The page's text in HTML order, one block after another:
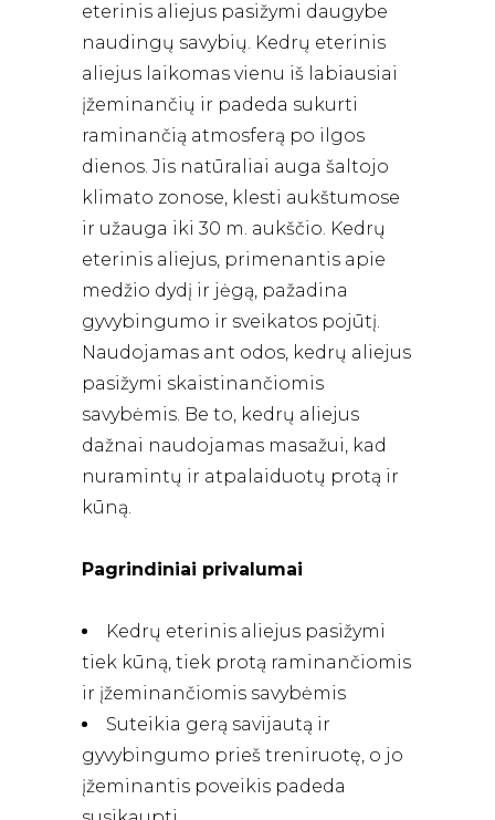
eterinis aliejus pasižymi daugybe
naudingų savybių. Kedrų eterinis
aliejus laikomas vienu iš labiausiai
įžeminančių ir padeda sukurti
raminančią atmosferą po ilgos
dienos. Jis natūraliai auga šaltojo
klimato zonose, klesti aukštumose
ir užauga iki 30 m. aukščio. Kedrų
eterinis aliejus, primenantis apie
medžio dydį ir jėgą, pažadina
gyvybingumo ir sveikatos pojūtį.
Naudojamas ant odos, kedrų aliejus
pasižymi skaistinančiomis
savybėmis. Be to, kedrų aliejus
dažnai naudojamas masažui, kad
nuramintų ir atpalaiduotų protą ir
kūną.
Pagrindiniai privalumai
Kedrų eterinis aliejus pasižymi
tiek kūną, tiek protą raminančiomis
ir įžeminančiomis savybėmis
Suteikia gerą savijautą ir
gyvybingumo prieš treniruotę, o jo
įžeminantis poveikis padeda